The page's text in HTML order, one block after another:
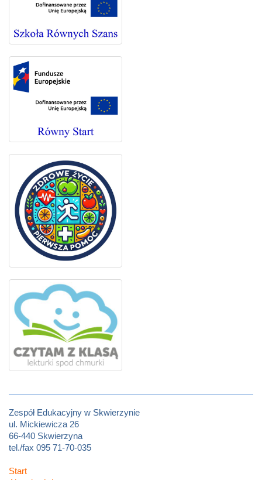
Zespół Edukacyjny w Skwierzynie
ul. Mickiewicza 26
66-440 Skwierzyna
tel./fax 095 71-70-035
Start